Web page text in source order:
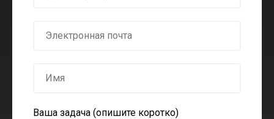
Ваша задача (опишите коротко)